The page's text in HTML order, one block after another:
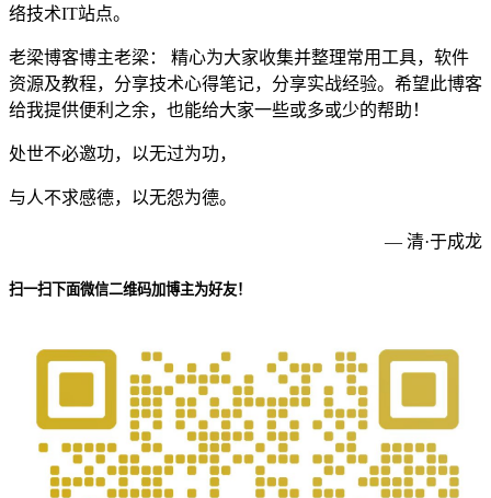
络技术IT站点。
老梁博客博主老梁： 精心为大家收集并整理常用工具，软件
资源及教程，分享技术心得笔记，分享实战经验。希望此博客
给我提供便利之余，也能给大家一些或多或少的帮助！
处世不必邀功，以无过为功，
与人不求感德，以无怨为德。
— 清·于成龙
扫一扫下面微信二维码加博主为好友！